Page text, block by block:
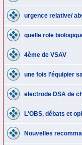
urgence relative/
quelle role
4ème de VSAV
une fois l'équipier
electrode DSA de
L'OBS, débats et
Nouvelles